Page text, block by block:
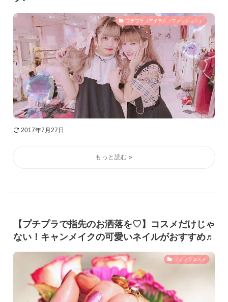
プチプラ（アイテム・ファッション）
2017年7月27日
【プチプラで指先のお洒落を♡】コスメだけじゃ
ない！キャンメイクの可愛いネイルがおすすめ♬
プチプラコスメ